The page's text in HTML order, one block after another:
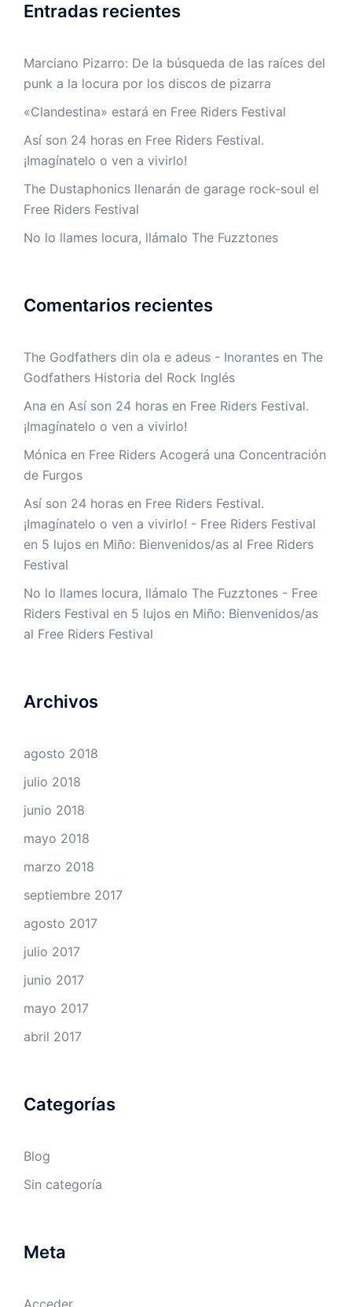
Entradas recientes
Marciano Pizarro: De la búsqueda de las raíces del
punk a la locura por los discos de pizarra
«Clandestina» estará en Free Riders Festival
Así son 24 horas en Free Riders Festival.
¡Imagínatelo o ven a vivirlo!
The Dustaphonics llenarán de garage rock-soul el
Free Riders Festival
No lo llames locura, llámalo The Fuzztones
Comentarios recientes
The Godfathers din ola e adeus - Inorantes en The
Godfathers Historia del Rock Inglés
Ana en Así son 24 horas en Free Riders Festival.
¡Imagínatelo o ven a vivirlo!
Mónica en Free Riders Acogerá una Concentración
de Furgos
Así son 24 horas en Free Riders Festival.
¡Imagínatelo o ven a vivirlo! - Free Riders Festival
en 5 lujos en Miño: Bienvenidos/as al Free Riders
Festival
No lo llames locura, llámalo The Fuzztones - Free
Riders Festival en 5 lujos en Miño: Bienvenidos/as
al Free Riders Festival
Archivos
agosto 2018
julio 2018
junio 2018
mayo 2018
marzo 2018
septiembre 2017
agosto 2017
julio 2017
junio 2017
mayo 2017
abril 2017
Categorías
Blog
Sin categoría
Meta
Acceder